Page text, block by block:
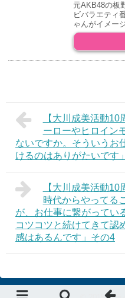
元AKB48の板
ビバラエティ
ゃんがイメー
【大川成美活動
ーローやヒロイン
ないですか。そういうお
けるのはありがたいです
【大川成美活動
時代からやってる
が、お仕事に繋がってい
コツコツと続けてきて
感はあるんです」その4